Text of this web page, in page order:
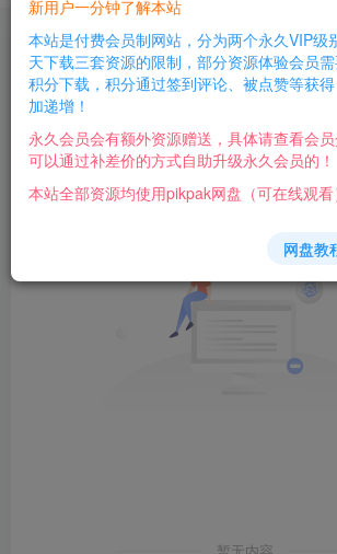
文章490 收藏0
文章 0
新用户一分钟了解本站
本站是付费会员制网站，分为两个永久VIP级
天下载三套资源的限制，部分资源体验会员
积分下载，积分通过签到评论、被点赞等获
加递增！
永久会员会有额外资源赠送，具体请查看会
可以通过补差价的方式自助升级永久会员的！
本站全部资源均使用pikpak网盘（可在线观看
网盘教